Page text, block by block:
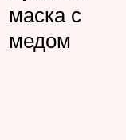
маска с
медом